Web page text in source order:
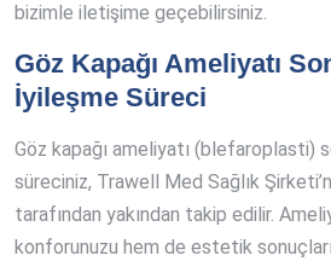
bizimle iletişime geçebilirsiniz.
Göz Kapağı Ameliyatı
İyileşme Süreci
Göz kapağı ameliyatı (blefaroplasti)
süreciniz, Trawell Med Sağlık
tarafından yakından takip edilir.
konforunuzu hem de estetik